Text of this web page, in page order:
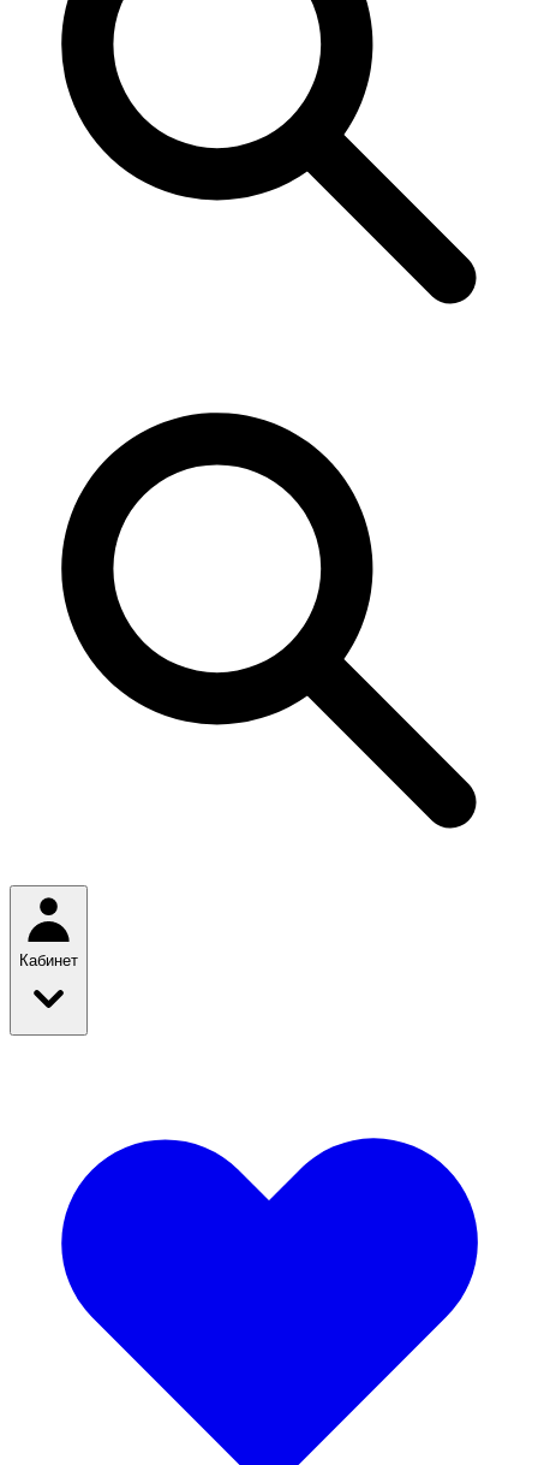
Кабинет